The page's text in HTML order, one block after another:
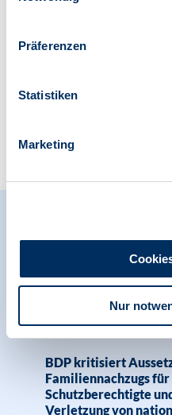
Präferenzen
Statistiken
Marketing
Nur
Menschenrechte
Zur Übersicht
Pressemitteilung |
Menschenrechte
BDP kritisiert
Familiennachzugs
Schutzberechtigte
Verletzung von